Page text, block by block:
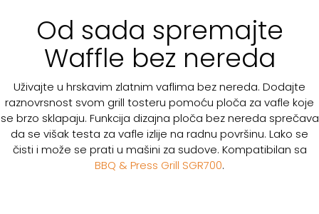
Od sada spremajte
Waffle bez nereda
Uživajte u hrskavim zlatnim vaflima bez nereda. Dodajte
raznovrsnost svom grill tosteru pomoću ploča za vafle koje
se brzo sklapaju. Funkcija dizajna ploča bez nereda sprečava
da se višak testa za vafle izlije na radnu površinu. Lako se
čisti i može se prati u mašini za sudove. Kompatibilan sa
BBQ & Press Grill SGR700.